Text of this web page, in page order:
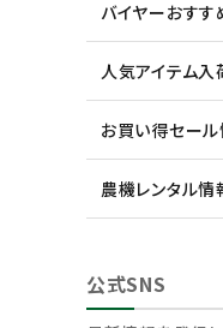
バイヤーおすす
人気アイテム入
お買い得セー
農機レンタル情
公式SNS